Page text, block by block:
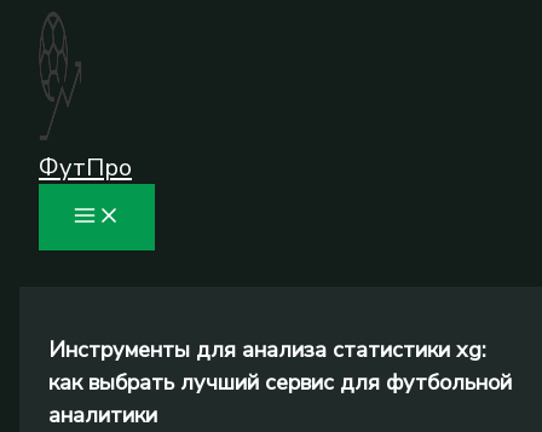
Перейти
содержимому
ФутПро
Инструменты для анализа статистики xg:
как выбрать лучший сервис для футбольной
аналитики